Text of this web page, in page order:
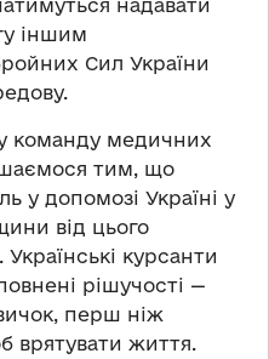
надавати
іншим
Сил України
команду медичних
тим, що
у допомозі Україні у
від цього
курсанти
рішучості —
перш ніж
врятувати життя.